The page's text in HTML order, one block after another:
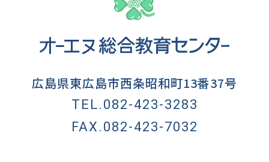
広島県東広島市西条昭和町13番37号
TEL.082-423-3283
FAX.082-423-7032